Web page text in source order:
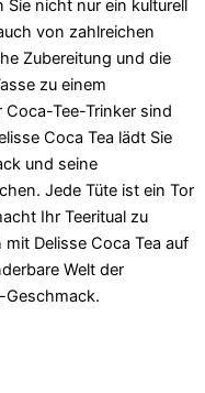
nicht nur ein kulturell
von zahlreichen
Zubereitung und die
zu einem
Coca-Tee-Trinker sind
Coca Tea lädt Sie
und seine
Jede Tüte ist ein Tor
Ihr Teeritual zu
Delisse Coca Tea auf
Welt der